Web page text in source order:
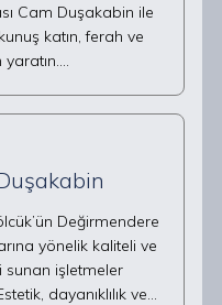
Cam Duşakabin ile
katın, ferah ve
yaratın.…
Değirmendere
yönelik kaliteli ve
sunan işletmeler
dayanıklılık ve…